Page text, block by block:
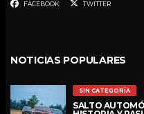
FACEBOOK TWITTER
NOTICIAS POPULARES
SIN CATEGORÍA
SALTO